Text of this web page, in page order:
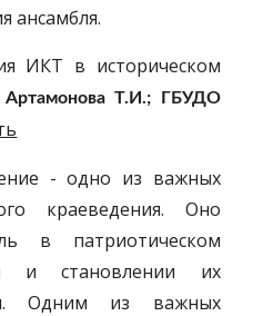
ансамбля.
ИКТ в историческом
Артамонова Т.И.; ГБУДО
- одно из важных
краеведения. Оно
в патриотическом
и становлении их
Одним из важных